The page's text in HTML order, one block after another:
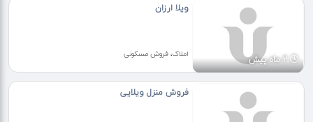
2 ماه پیش
ویلا ارزان
املاک، فروش مسکونی
فروش منزل ویلایی